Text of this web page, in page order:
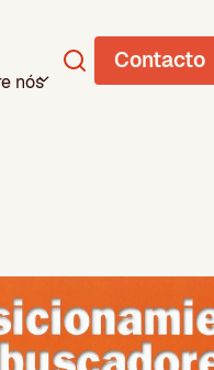
nós
Contacto